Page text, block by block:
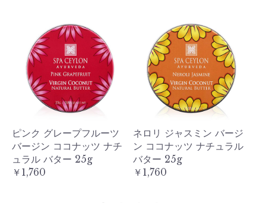
ピンク グレープフルーツ
バージン ココナッツ ナチ
ュラル バター 25g
￥1,760
ネロリ ジャスミン バージ
ン ココナッツ ナチュラル
バター 25g
￥1,760